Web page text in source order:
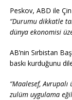
Peskov, ABD ile
“Durumu dikkatle
dünya ekonomisi
AB’nin Sırbistan
baskı kurduğunu
“Maalesef,
zulüm uygulama